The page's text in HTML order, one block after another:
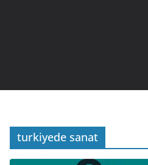
turkiyede sanat